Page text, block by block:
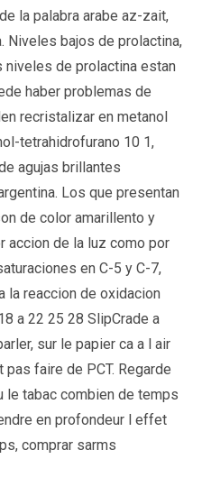
la palabra arabe az-zait,
Niveles bajos de prolactina,
niveles de prolactina estan
haber problemas de
recristalizar en metanol
tetrahidrofurano 10 1,
agujas brillantes
Los que presentan
de color amarillento y
accion de la luz como por
en C-5 y C-7,
reaccion de oxidacion
a 22 25 28 SlipCrade a
sur le papier ca a l air
faire de PCT. Regarde
tabac combien de temps
en profondeur l effet
comprar sarms